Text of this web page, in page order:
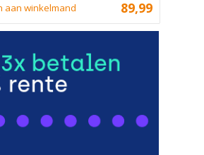
89,99
aan winkelmand